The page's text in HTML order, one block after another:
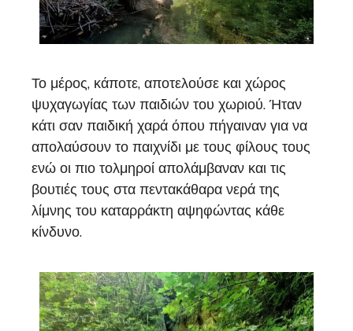
Το μέρος, κάποτε, αποτελούσε και χώρος
ψυχαγωγίας των παιδιών του χωριού. Ήταν
κάτι σαν παιδική χαρά όπου πήγαιναν για να
απολαύσουν το παιχνίδι με τους φίλους τους
ενώ οι πιο τολμηροί απολάμβαναν και τις
βουτιές τους στα πεντακάθαρα νερά της
λίμνης του καταρράκτη αψηφώντας κάθε
κίνδυνο.